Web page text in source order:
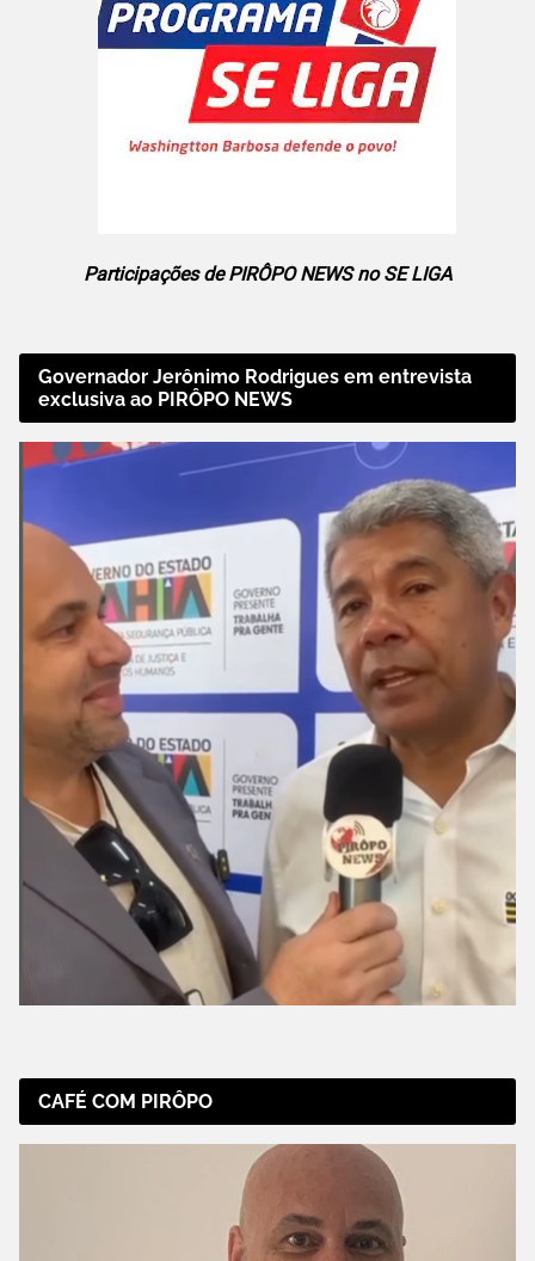
Participações de PIRÔPO NEWS no SE LIGA
Governador Jerônimo Rodrigues em entrevista
exclusiva ao PIRÔPO NEWS
CAFÉ COM PIRÔPO